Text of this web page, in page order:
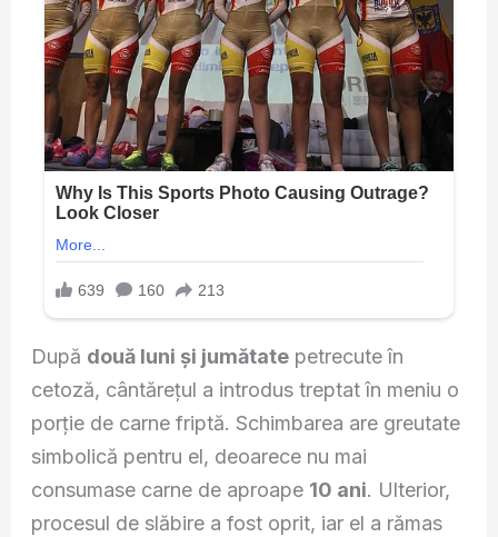
După două luni și jumătatepetrecute în
cetoză, cântărețul a introdus treptat în meniu o
porție de carne friptă. Schimbarea are greutate
simbolică pentru el, deoarece nu mai
consumase carne de aproape 10 ani. Ulterior,
procesul de slăbire a fost oprit, iar el a rămas